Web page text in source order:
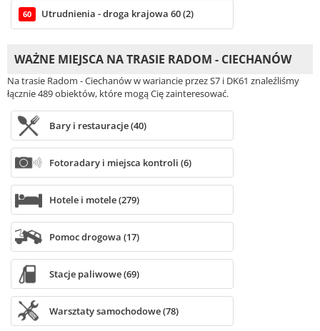
60 Utrudnienia - droga krajowa 60 (2)
WAŻNE MIEJSCA NA TRASIE RADOM - CIECHANÓW
Na trasie Radom - Ciechanów w wariancie przez S7 i DK61 znaleźliśmy
łącznie 489 obiektów, które mogą Cię zainteresować.
Bary i restauracje (40)
Fotoradary i miejsca kontroli (6)
Hotele i motele (279)
Pomoc drogowa (17)
Stacje paliwowe (69)
Warsztaty samochodowe (78)